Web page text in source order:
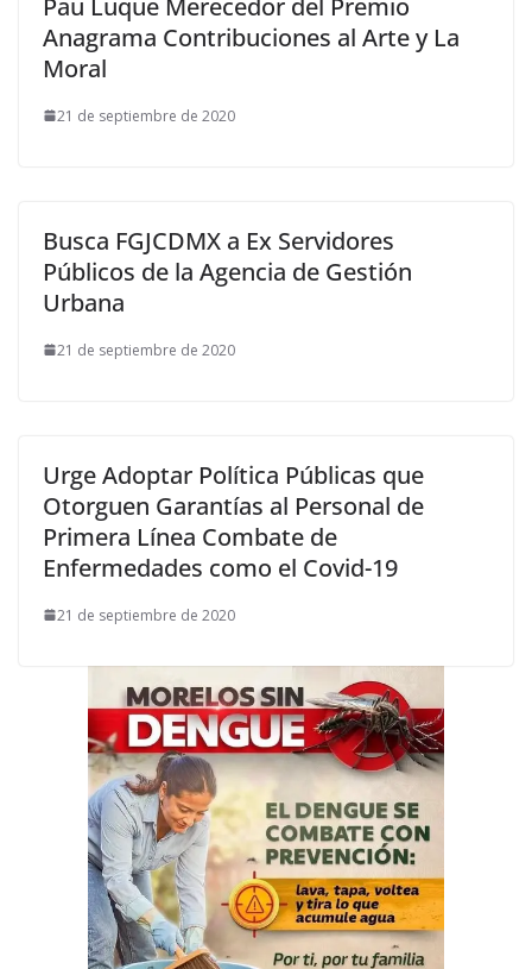
Anagrama Contribuciones al Arte y La
Moral
21 de septiembre de 2020
Busca FGJCDMX a Ex Servidores
Públicos de la Agencia de Gestión
Urbana
21 de septiembre de 2020
Urge Adoptar Política Públicas que
Otorguen Garantías al Personal de
Primera Línea Combate de
Enfermedades como el Covid-19
21 de septiembre de 2020